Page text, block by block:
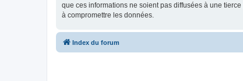
que ces informations ne soient pas diffusées à une
à compromettre les données.
Index du forum